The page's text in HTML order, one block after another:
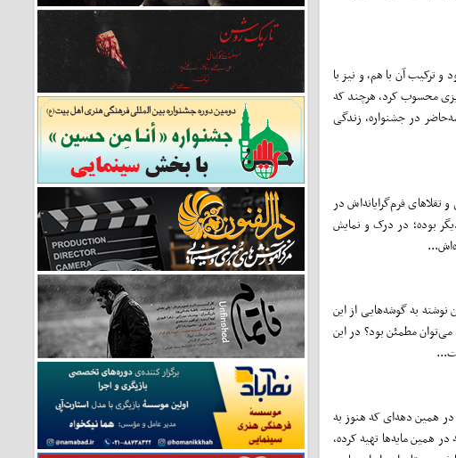
ترکیب آن با هم، و نیز با
محسوب کرد، هرچند که
در جشنواره، زندگی
فرم‌گرایانه‌اش در
بوده؛ در درک و نمایش
به گوشه‌هایی از این
مطمئن بود؟ در این
در همین دهه‌ای که هنوز به
در همین مایه‌ها تهیه کرده،